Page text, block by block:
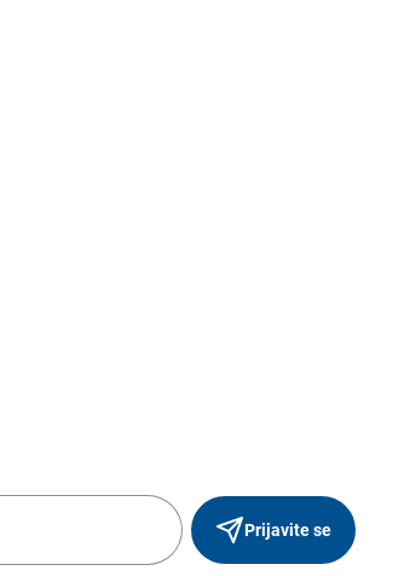
Prijavite se